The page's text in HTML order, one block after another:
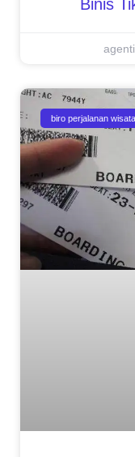
Binis
biro perjalanan wisata